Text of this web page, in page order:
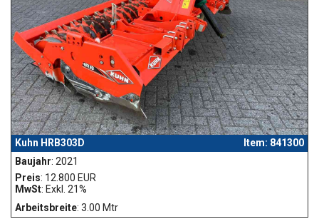
Kuhn HRB303D
Item: 841300
Baujahr: 2021
Preis: 12.800 EUR
MwSt: Exkl. 21%
Arbeitsbreite: 3.00 Mtr